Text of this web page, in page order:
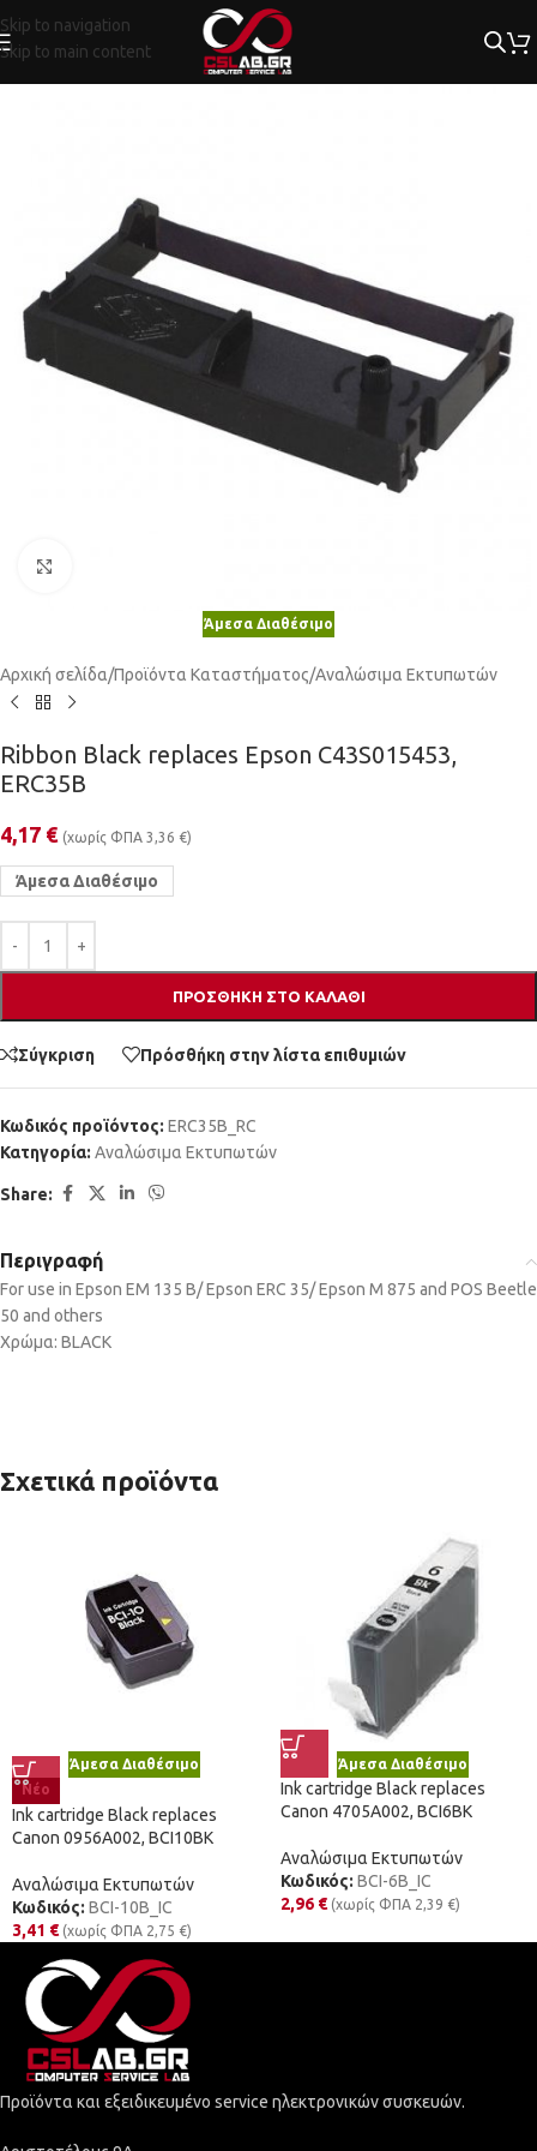
Skip to navigation
Skip to main content
Άμεσα Διαθέσιμο
Αρχική σελίδα/Προϊόντα Καταστήματος/Αναλώσιμα Εκτυπωτών
Ribbon Black replaces Epson C43S015453,
ERC35B
4,17 € (χωρίς ΦΠΑ 3,36 €)
Άμεσα Διαθέσιμο
ΠΡΟΣΘΉΚΗ ΣΤΟ ΚΑΛΆΘΙ
Σύγκριση Πρόσθήκη στην λίστα επιθυμιών
Κωδικός προϊόντος: ERC35B_RC
Κατηγορία: Αναλώσιμα Εκτυπωτών
Share:
Περιγραφή
For use in Epson EM 135 B/ Epson ERC 35/ Epson M 875 and POS Beetle
50 and others
Χρώμα: BLACK
Σχετικά προϊόντα
Άμεσα Διαθέσιμο
Νέο
Ink cartridge Black replaces
Canon 0956A002, BCI10BK
Αναλώσιμα Εκτυπωτών
Κωδικός: BCI-10B_IC
3,41 € (χωρίς ΦΠΑ 2,75 €)
Άμεσα Διαθέσιμο
Ink cartridge Black replaces
Canon 4705A002, BCI6BK
Αναλώσιμα Εκτυπωτών
Κωδικός: BCI-6B_IC
2,96 € (χωρίς ΦΠΑ 2,39 €)
Προϊόντα και εξειδικευμένο service ηλεκτρονικών συσκευών.